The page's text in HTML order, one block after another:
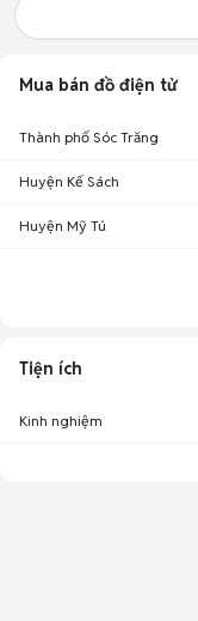
Mua bán đồ điện tử
Thành phố Sóc Trăng
Huyện Kế Sách
Huyện Mỹ Tú
Tiện ích
Kinh nghiệm